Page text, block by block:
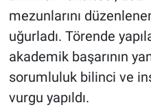
mezunlarını
uğurladı. Törende
akademik başarının
sorumluluk bilinci ve
vurgu yapıldı.